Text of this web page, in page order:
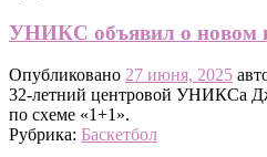
УНИКС объявил о новом
Опубликовано 27 июня, 2025
32-летний центровой УНИКСа
по схеме «1+1».
Рубрика: Баскетбол